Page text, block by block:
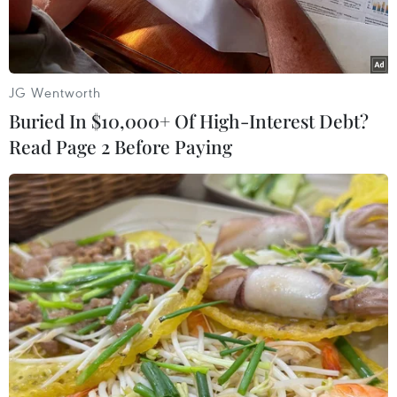
Mẫu xe Hyundai Accent vượt mặt "vua doanh số" để lên đầu
bảng xếp hạng ôtô Việt Nam tháng đầu năm 2020. (Ảnh
nguồn: TMV)
Mặc dù đang trong dịch COVID-19 với diễn biến
phức tạp, nhưng TC MOTOR có doanh số bán
hàng trong tháng Ba vừa qua tăng trưởng đến
JG Wentworth
Buried In $10,000+ Of High-Interest Debt?
Read Page 2 Before Paying